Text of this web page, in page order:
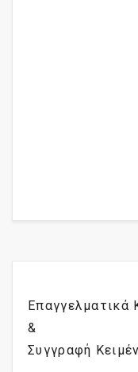
Επαγγελματικά
&
Συγγραφή